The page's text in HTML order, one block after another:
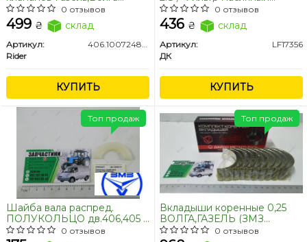
дв.406,405 с р\к (уплот. клап.
крышки)
0 отзывов
499 ₴ склад
Артикул:
406.1007248-10.1
Rider
КУПИТЬ
Газель NEXT,Бизнес
дв.Cummins ISF 2.8 <ДК>
0 отзывов
436 ₴ склад
Артикул:
LF17356
ДК
КУПИТЬ
Шайба вала распред.
ПОЛУКОЛЬЦО дв.406,405 /
Втулка разбега вала /
0 отзывов
Топ продаж
Вкладыши коренные 0,25
ВОЛГА,ГАЗЕЛЬ (ЗМЗ
406,405) (покупн. ЗМЗ)
0 отзывов
Топ продаж